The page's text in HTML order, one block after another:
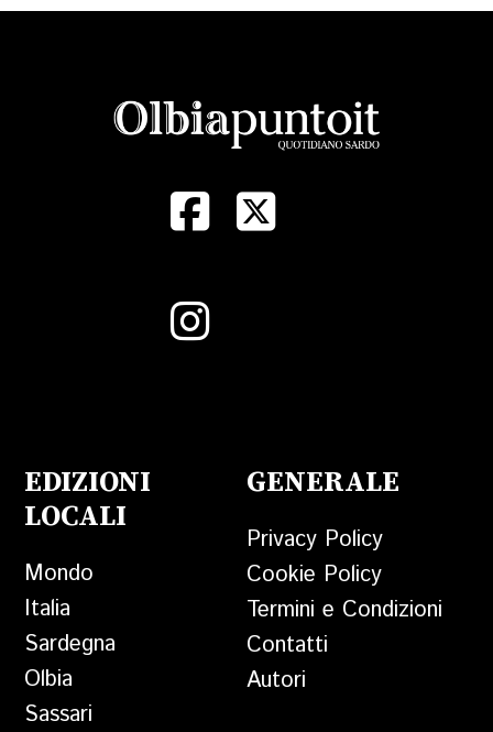
EDIZIONI
LOCALI
Mondo
Italia
Sardegna
Olbia
Sassari
GENERALE
Privacy Policy
Cookie Policy
Termini e Condizioni
Contatti
Autori